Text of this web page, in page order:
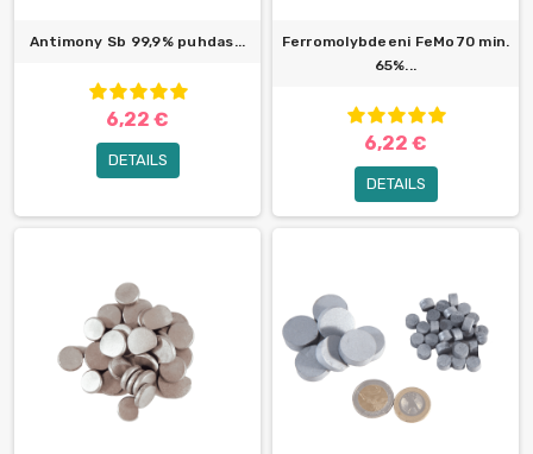
Antimony Sb 99,9% puhdas...
6,22 €
DETAILS
Ferromolybdeeni FeMo70 min.
65%...
6,22 €
DETAILS